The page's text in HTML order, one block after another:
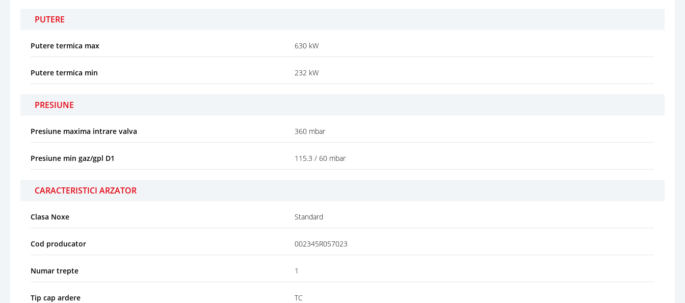
PUTERE
Putere termica max 630 kW
Putere termica min 232 kW
PRESIUNE
Presiune maxima intrare valva 360 mbar
Presiune min gaz/gpl D1 115.3 / 60 mbar
CARACTERISTICI ARZATOR
Clasa Noxe Standard
Cod producator 002345R057023
Numar trepte 1
Tip cap ardere TC